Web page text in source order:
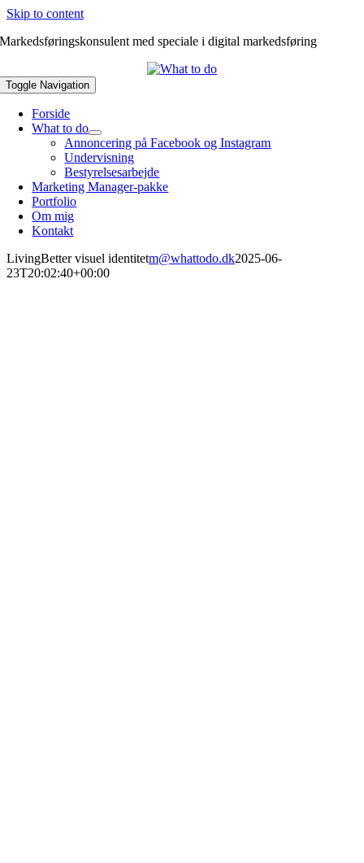
Skip to content
Markedsføringskonsulent med speciale i digital markedsføring
Toggle Navigation
Forside
What to do
Annoncering på Facebook og Instagram
Undervisning
Bestyrelsesarbejde
Marketing Manager-pakke
Portfolio
Om mig
Kontakt
LivingBetter visuel identitetm@whattodo.dk2025-06-
23T20:02:40+00:00